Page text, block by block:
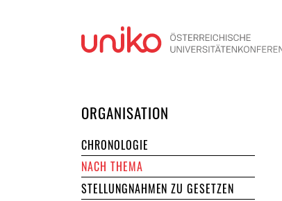
ORGANISATION
CHRONOLOGIE
NACH THEMA
STELLUNGNAHMEN ZU GESETZEN